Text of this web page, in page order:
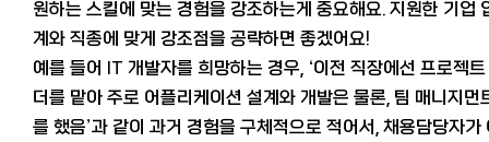
원하는 스킬에 맞는 경험을 강조하는게 중요해요. 지원한 기업
계와 직종에 맞게 강조점을 공략하면 좋겠어요!
예를 들어 IT 개발자를 희망하는 경우, ‘이전 직장에선 프로젝
더를 맡아 주로 어플리케이션 설계와 개발은 물론, 팀 매니지먼
를 했음’과 같이 과거 경험을 구체적으로 적어서, 채용담당자가